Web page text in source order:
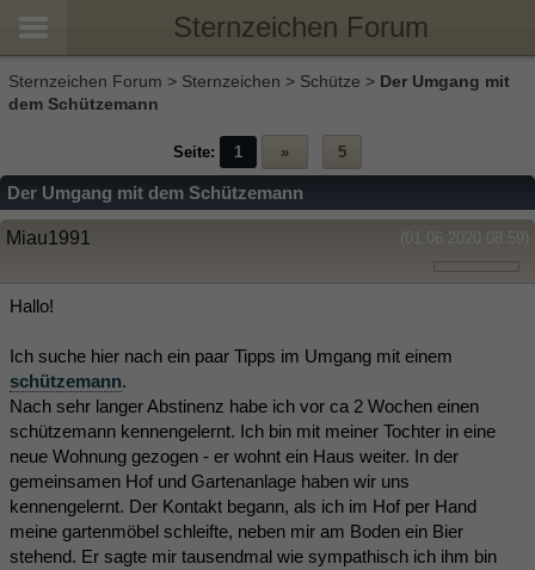
Sternzeichen Forum
Sternzeichen Forum > Sternzeichen > Schütze > Der Umgang mit
dem Schützemann
Seite: 1 » 5
Der Umgang mit dem Schützemann
(01.06.2020 08:59)
Miau1991
Hallo!
Ich suche hier nach ein paar Tipps im Umgang mit einem
schützemann.
Nach sehr langer Abstinenz habe ich vor ca 2 Wochen einen
schützemann kennengelernt. Ich bin mit meiner Tochter in eine
neue Wohnung gezogen - er wohnt ein Haus weiter. In der
gemeinsamen Hof und Gartenanlage haben wir uns
kennengelernt. Der Kontakt begann, als ich im Hof per Hand
meine gartenmöbel schleifte, neben mir am Boden ein Bier
stehend. Er sagte mir tausendmal wie sympathisch ich ihm bin